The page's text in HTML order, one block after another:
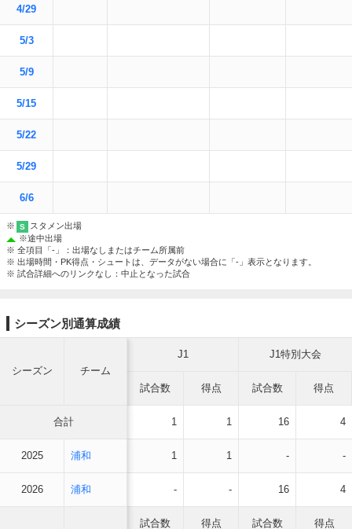
4/29
5/3
5/9
5/15
5/22
5/29
6/6
※ S
スタメン出場
※途中出場
※ 全項目「-」：出場なしまたはチーム所属前
※ 出場時間・PK得点・シュートは、データがない場合に「-」表示となります。
※ 試合詳細へのリンクなし：中止となった試合
シーズン別通算成績
シーズン チーム
J1 J1特別大会
試合数 得点 試合数 得点
合計 1 1 16 4
2025 浦和 1 1 - -
2026 浦和 - - 16 4
試合数 得点 試合数 得点